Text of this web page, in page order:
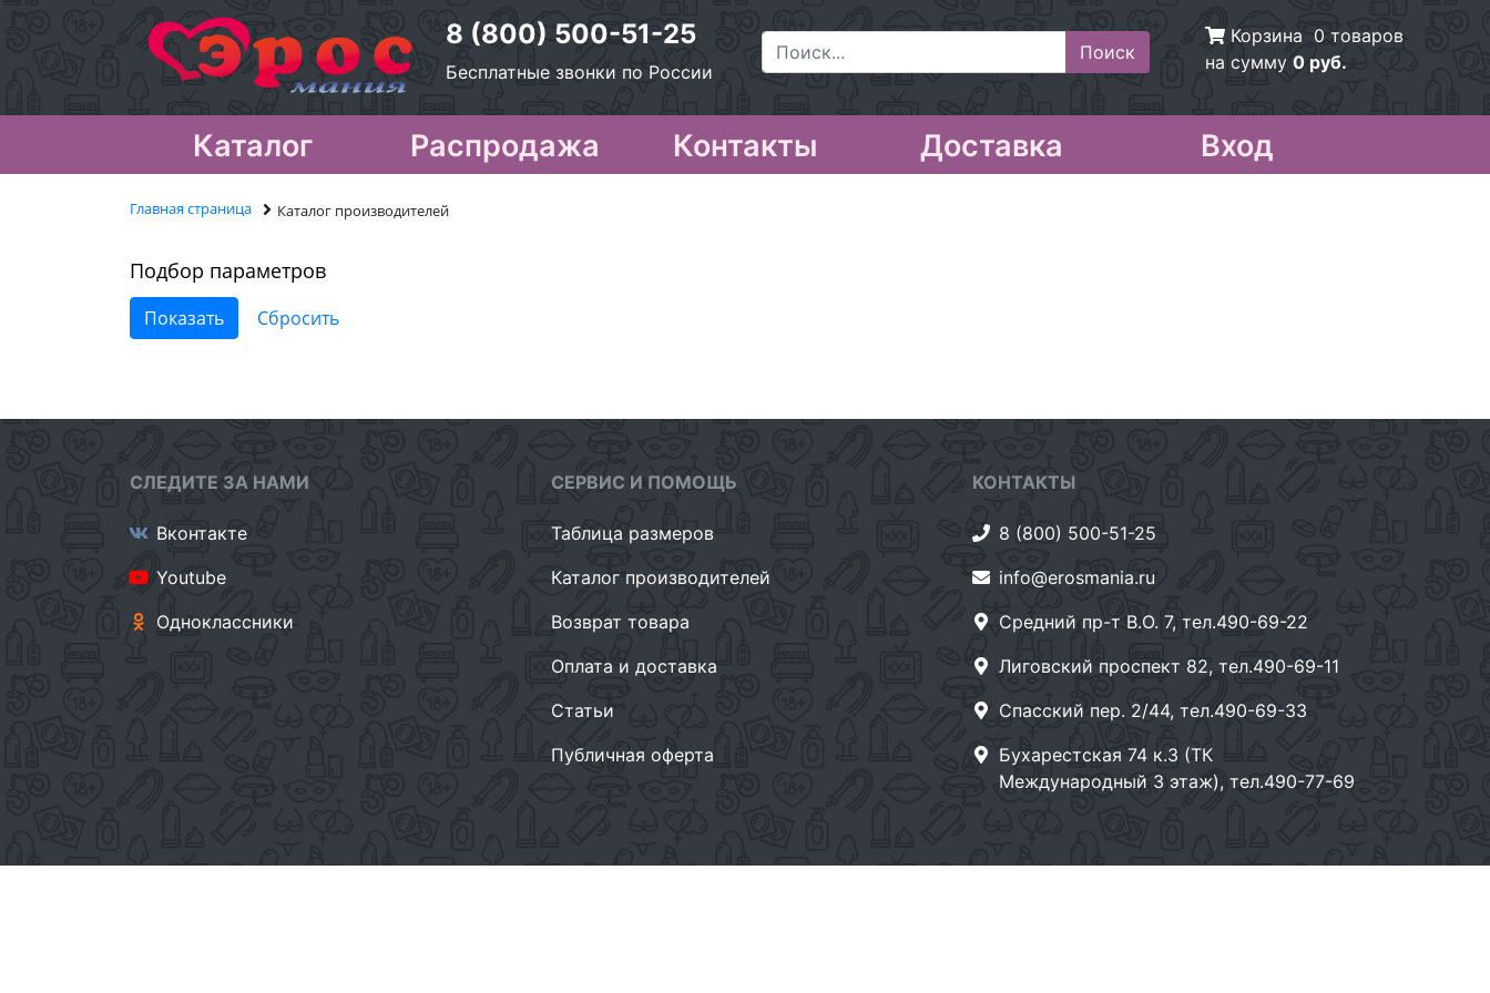
8 (800) 500-51-25
Бесплатные звонки по России
Корзина 0 товаров
на сумму 0 руб.
Каталог Распродажа Контакты Доставка Вход
Главная страница Каталог производителей
Подбор параметров
СЛЕДИТЕ ЗА НАМИ
Вконтакте
Youtube
Одноклассники
СЕРВИС И ПОМОЩЬ
Таблица размеров
Каталог производителей
Возврат товара
Оплата и доставка
Статьи
Публичная оферта
КОНТАКТЫ
8 (800) 500-51-25
info@erosmania.ru
Средний пр-т В.О. 7, тел.490-69-22
Лиговский проспект 82, тел.490-69-11
Спасский пер. 2/44, тел.490-69-33
Бухарестская 74 к.3 (ТК
Международный 3 этаж), тел.490-77-69